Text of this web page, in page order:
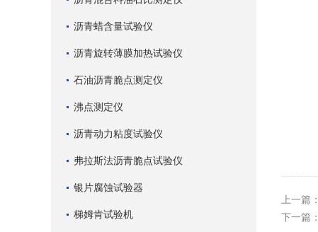
沥青蜡含量试验仪
沥青旋转薄膜加热试验仪
石油沥青脆点测定仪
沸点测定仪
沥青动力粘度试验仪
弗拉斯法沥青脆点试验仪
银片腐蚀试验器
梯姆肯试验机
上一篇：
下一篇：